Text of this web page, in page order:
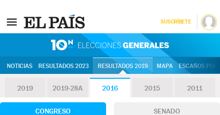
SUSCRÍBETE
NOTICIAS RESULTADOS 2023 RESULTADOS 2019 MAPA ESCAÑOS
2019 2019-28A 2016 2015 2011
CONGRESO SENADO